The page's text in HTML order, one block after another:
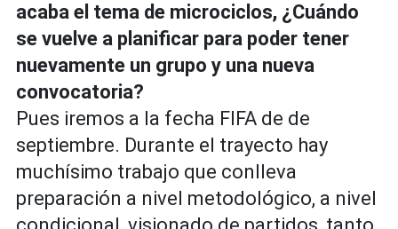
acaba el tema de microciclos, ¿Cuándo
se vuelve a planificar para poder tener
nuevamente un grupo y una nueva
convocatoria?
Pues iremos a la fecha FIFA de de
septiembre. Durante el trayecto hay
muchísimo trabajo que conlleva
preparación a nivel metodológico, a nivel